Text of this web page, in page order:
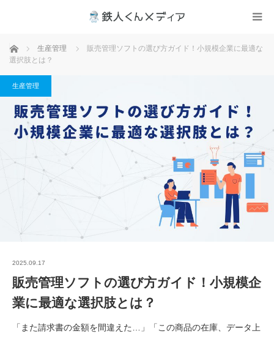
ホーム 生産管理
販売管理ソフトの選び方ガイド！小規模企業に最適な
選択肢とは？
生産管理
2025.09.17
販売管理ソフトの選び方ガイド！小規模企
業に最適な選択肢とは？
「また請求書の金額を間違えた…」「この商品の在庫、データ上